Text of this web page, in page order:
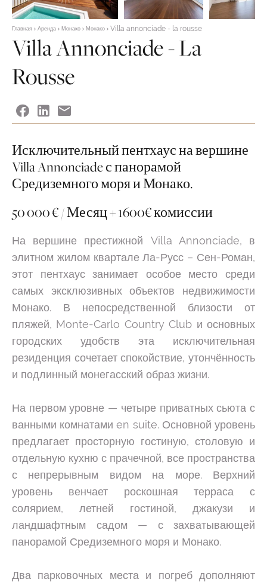
Главная Аренда Монако Монако Villa annonciade - la rousse
Villa Annonciade - La
Rousse
Исключительный пентхаус на вершине
Villa Annonciade с панорамой
Средиземного моря и Монако.
50 000 € / Месяц + 1600€ комиссии
На вершине престижной Villa Annonciade, в
элитном жилом квартале Ла-Русс – Сен-Роман,
этот пентхаус занимает особое место среди
самых эксклюзивных объектов недвижимости
Монако. В непосредственной близости от
пляжей, Monte-Carlo Country Club и основных
городских удобств эта исключительная
резиденция сочетает спокойствие, утончённость
и подлинный монегасский образ жизни.
На первом уровне — четыре приватных сьюта с
ванными комнатами en suite. Основной уровень
предлагает просторную гостиную, столовую и
отдельную кухню с прачечной, все пространства
с непрерывным видом на море. Верхний
уровень венчает роскошная терраса с
солярием, летней гостиной, джакузи и
ландшафтным садом — с захватывающей
панорамой Средиземного моря и Монако.
Два парковочных места и погреб дополняют